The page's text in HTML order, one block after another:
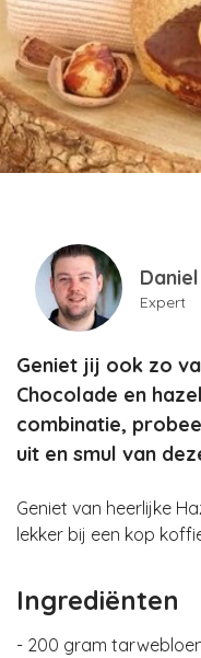
Daniel
Expert
Geniet jij ook zo
Chocolade en
combinatie,
uit en smul van
Geniet van heerlijke
lekker bij een kop
Ingrediënten
- 200 gram